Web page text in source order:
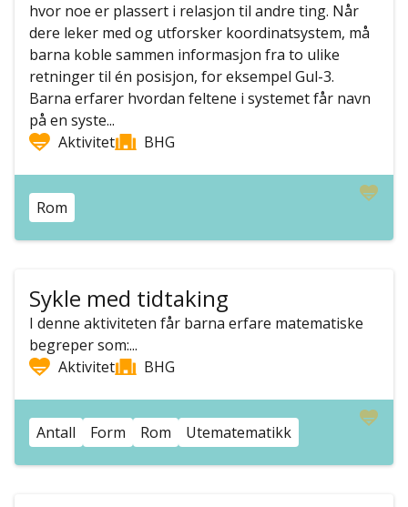
hvor noe er plassert i relasjon til andre ting. Når
dere leker med og utforsker koordinatsystem, må
barna koble sammen informasjon fra to ulike
retninger til én posisjon, for eksempel Gul-3.
Barna erfarer hvordan feltene i systemet får navn
på en syste...
Aktivitet
BHG
Rom
Sykle med tidtaking
I denne aktiviteten får barna erfare matematiske
begreper som:...
Aktivitet
BHG
Antall Form Rom Utematematikk